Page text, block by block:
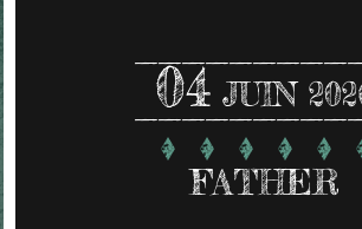
04 JUIN
FATHER